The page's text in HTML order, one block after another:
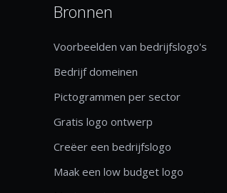
Bronnen
Voorbeelden van bedrijfslogo's
Bedrijf domeinen
Pictogrammen per sector
Gratis logo ontwerp
Creëer een bedrijfslogo
Maak een low budget logo